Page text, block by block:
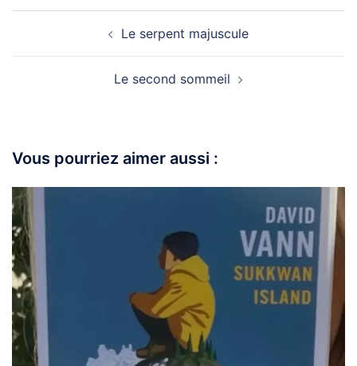
Le serpent majuscule
Le second sommeil
Vous pourriez aimer aussi :